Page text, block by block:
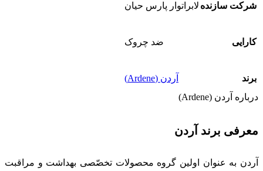
شرکت سازنده لابراتوار پارس حیان
کارایی ضد چروک
برند
آردن (Ardene)
درباره آردن (Ardene)
معرفی برند آردن
آردن به عنوان اولین گروه محصولات تخصّصی بهداشت و مراقبت